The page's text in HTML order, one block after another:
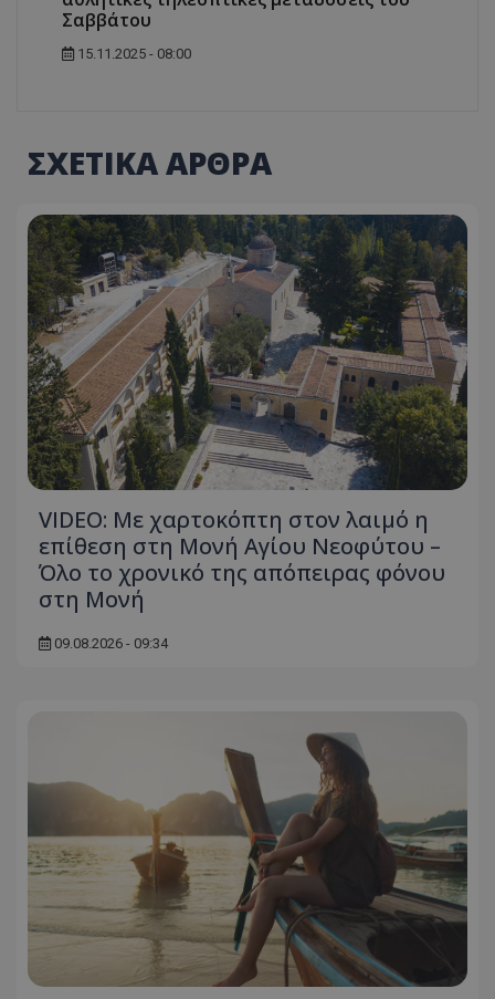
Σαββάτου
15.11.2025 - 08:00
ΣΧΕΤΙΚΑ ΑΡΘΡΑ
VIDEO: Με χαρτοκόπτη στον λαιμό η
επίθεση στη Μονή Αγίου Νεοφύτου –
Όλο το χρονικό της απόπειρας φόνου
στη Μονή
09.08.2026 - 09:34